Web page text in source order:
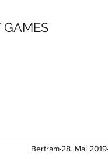
GAMES
Bertram 28. Mai 2019